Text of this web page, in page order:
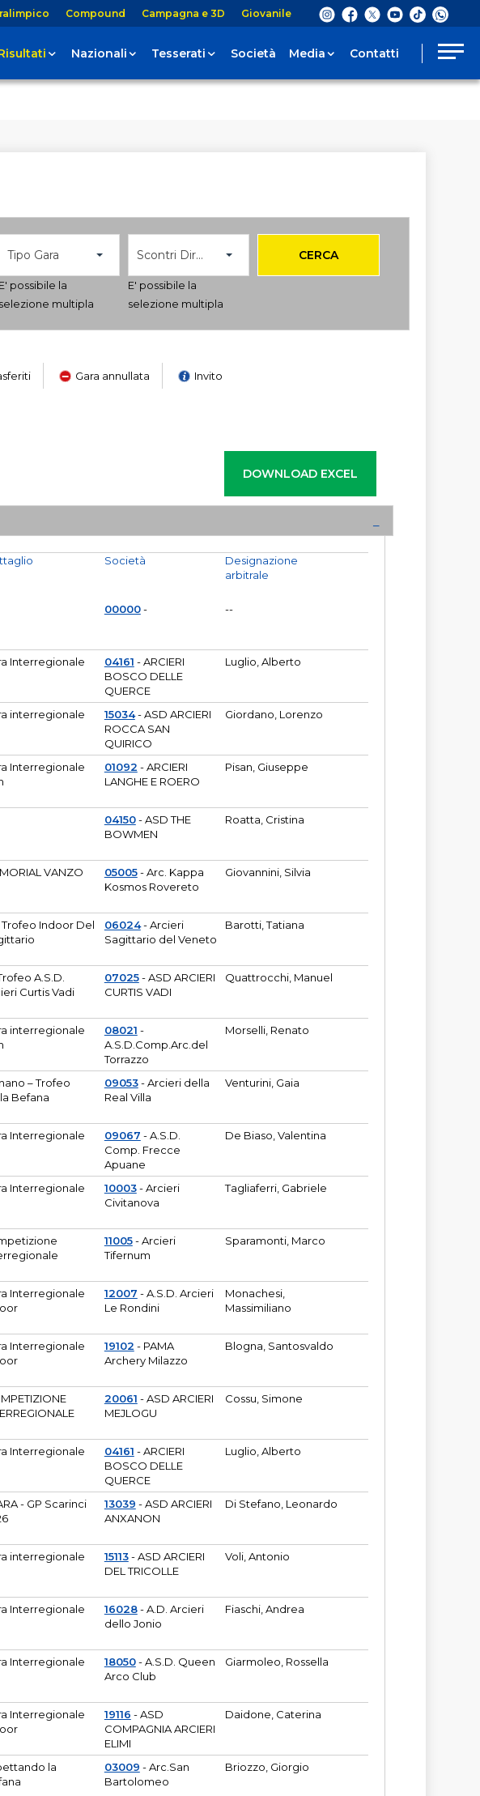
Compound Campagna e 3D Giovanile
Nazionali Tesserati Società Media Contatti
Tipo Gara
E' possibile la
selezione multipla
Scontri Diretti
E' possibile la
selezione multipla
CERCA
Gara annullata Invito
Società
00000-
Designazione
arbitrale
--
Interregionale 04161 - ARCIERI
BOSCO DELLE
QUERCE
Luglio, Alberto
interregionale 15034- ASD ARCIERI
ROCCA SAN
QUIRICO
Giordano, Lorenzo
Interregionale
01092 - ARCIERI
LANGHE E ROERO
Pisan, Giuseppe
04150- ASD THE
BOWMEN
Roatta, Cristina
VANZO 05005- Arc. Kappa
Kosmos Rovereto
Giovannini, Silvia
Trofeo Indoor Del
06024- Arcieri
Sagittario del Veneto
Barotti, Tatiana
A.S.D.
Curtis Vadi
07025- ASD ARCIERI
CURTIS VADI
Quattrocchi, Manuel
interregionale
08021 -
A.S.D.Comp.Arc.del
Torrazzo
Morselli, Renato
– Trofeo
Befana
09053- Arcieri della
Real Villa
Venturini, Gaia
Interregionale 09067 - A.S.D.
Comp. Frecce
Apuane
De Biaso, Valentina
Interregionale 10003- Arcieri
Civitanova
Tagliaferri, Gabriele
11005- Arcieri
Tifernum
Sparamonti, Marco
Interregionale
12007 - A.S.D. Arcieri
Le Rondini
Monachesi,
Massimiliano
Interregionale
19102 - PAMA
Archery Milazzo
Blogna, Santosvaldo
20061 - ASD ARCIERI
MEJLOGU
Cossu, Simone
Interregionale 04161 - ARCIERI
BOSCO DELLE
QUERCE
Luglio, Alberto
- GP Scarinci
13039 - ASD ARCIERI
ANXANON
Di Stefano, Leonardo
interregionale 15113- ASD ARCIERI
DEL TRICOLLE
Voli, Antonio
Interregionale 16028- A.D. Arcieri
dello Jonio
Fiaschi, Andrea
Interregionale 18050- A.S.D. Queen
Arco Club
Giarmoleo, Rossella
Interregionale
19116 - ASD
COMPAGNIA ARCIERI
ELIMI
Daidone, Caterina
la
03009 - Arc.San
Bartolomeo
Briozzo, Giorgio